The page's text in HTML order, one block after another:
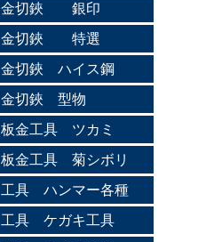
金切鋏 銀印
金切鋏 特選
金切鋏 ハイス鋼
金切鋏 型物
板金工具 ツカミ
板金工具 菊シボリ
工具 ハンマー各種
工具 ケガキ工具